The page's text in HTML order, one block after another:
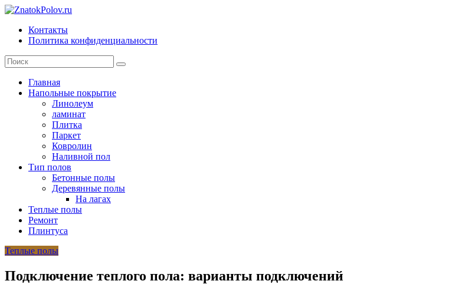
Skip
content
ZnatokPolov.ru
главный
по
Контакты
Политика конфиденциальности
Главная
Напольные покрытие
Линолеум
ламинат
Плитка
Паркет
Ковролин
Наливной пол
Тип полов
Бетонные полы
Деревянные полы
На лагах
Теплые полы
Ремонт
Плинтуса
Теплые полы
Подключение теплого пола: варианты подключений